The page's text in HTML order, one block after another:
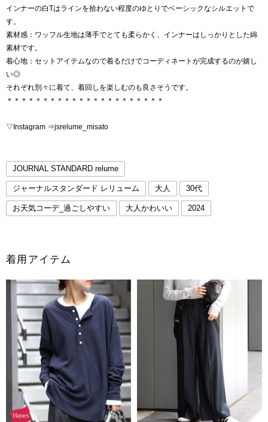
インナーの白Tはラインを拾わない程度のゆとりでベーシックなシルエットで
す。
素材感：ワッフル生地は薄手でとても柔らかく、インナーはしっかりとした綿
素材です。
着心地：セットアイテムなので着るだけでコーディネートが完成するのが嬉し
い◎
それぞれ別々に着て、着回しを楽しむのも良さそうです。
＊＊＊＊＊＊＊＊＊＊＊＊＊＊＊＊＊＊＊＊＊＊
▽Instagram ⇒jsrelume_misato
JOURNAL STANDARD relume
ジャーナルスタンダード レリューム 大人 30代
お天気コーデ_過ごしやすい 大人かわいい 2024
着用アイテム